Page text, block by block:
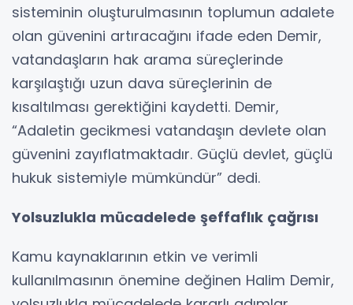
sisteminin oluşturulmasının toplumun adalete
olan güvenini artıracağını ifade eden Demir,
vatandaşların hak arama süreçlerinde
karşılaştığı uzun dava süreçlerinin de
kısaltılması gerektiğini kaydetti. Demir,
“Adaletin gecikmesi vatandaşın devlete olan
güvenini zayıflatmaktadır. Güçlü devlet, güçlü
hukuk sistemiyle mümkündür” dedi.
Yolsuzlukla mücadelede şeffaflık çağrısı
Kamu kaynaklarının etkin ve verimli
kullanılmasının önemine değinen Halim Demir,